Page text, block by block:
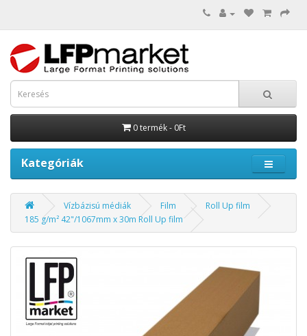
0 termék - 0Ft
Kategóriák
Vízbázisú médiák Film
Roll Up film
185 g/m² 42"/1067mm x 30m Roll Up film